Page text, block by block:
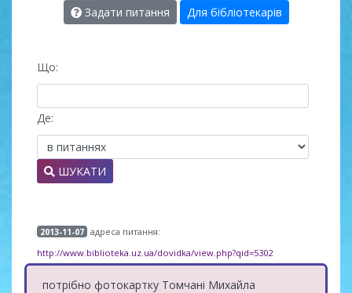
Задати питання Для бібліотекарів
Що:
Де:
ШУКАТИ
2013-11-07 адреса питання:
http://www.biblioteka.uz.ua/dovidka/view.php?qid=5302
потрібно фотокартку Томчані Михайла